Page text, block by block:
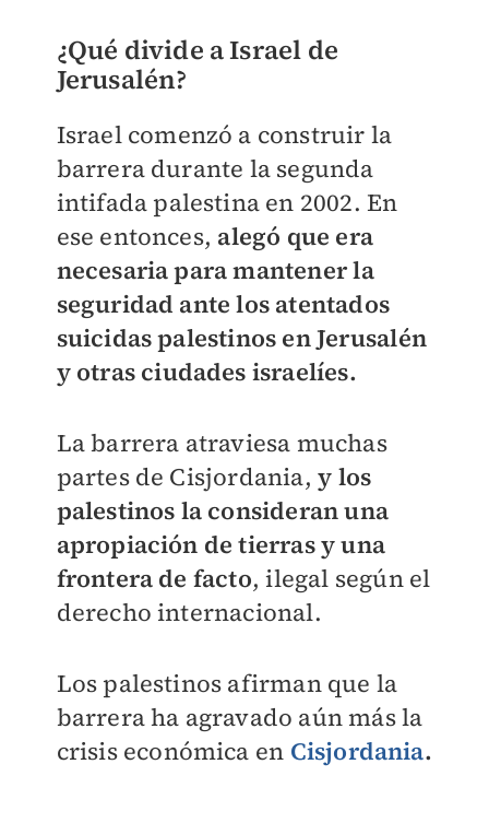
¿Qué divide a Israel de
Jerusalén?
Israel comenzó a construir la
barrera durante la segunda
intifada palestina en 2002. En
ese entonces, alegó que era
necesaria para mantener la
seguridad ante los atentados
suicidas palestinos en Jerusalén
y otras ciudades israelíes.
La barrera atraviesa muchas
partes de Cisjordania,y los
palestinos la consideran una
apropiación de tierras y una
frontera de facto, ilegal según el
derecho internacional.
Los palestinos afirman que la
barrera ha agravado aún más la
crisis económica en Cisjordania.